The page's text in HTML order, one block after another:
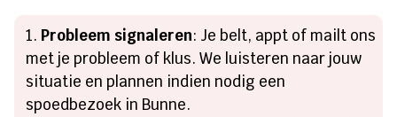
Probleem signaleren: Je belt, appt of mailt ons
met je probleem of klus. We luisteren naar jouw
situatie en plannen indien nodig een
spoedbezoek in Bunne.